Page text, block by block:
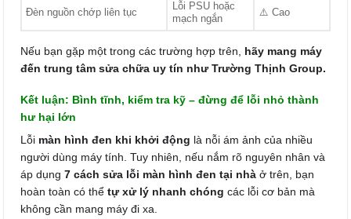
Đèn nguồn chớp liên tục
Lỗi PSU hoặc
mạch ngắn
⚠️ Cao
Nếu bạn gặp một trong các trường hợp trên, hãy mang máy
đến trung tâm sửa chữa uy tín như Trường Thịnh Group.
Kết luận: Bình tĩnh, kiểm tra kỹ – đừng để lỗi nhỏ thành
hư hại lớn
Lỗi màn hình đen khi khởi động là nỗi ám ảnh của nhiều
người dùng máy tính. Tuy nhiên, nếu nắm rõ nguyên nhân và
áp dụng 7 cách sửa lỗi màn hình đen tại nhà ở trên, bạn
hoàn toàn có thể tự xử lý nhanh chóng các lỗi cơ bản mà
không cần mang máy đi xa.